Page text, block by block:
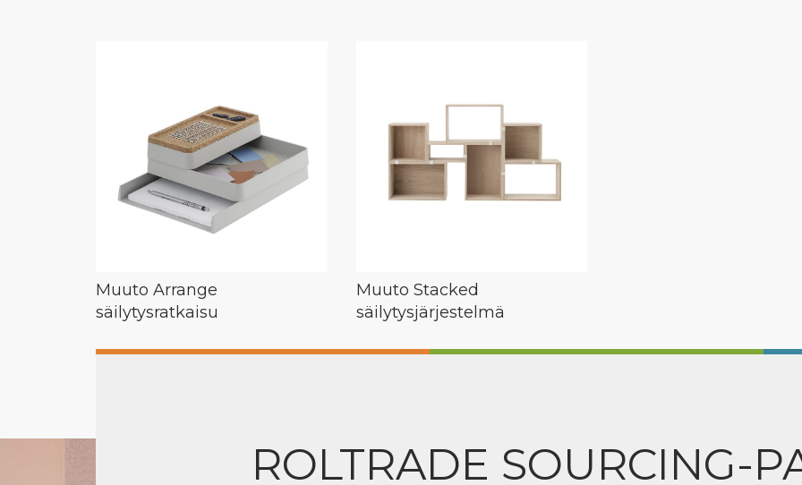
Muuto Arrange
säilytysratkaisu
Muuto Stacked
säilytysjärjestelmä
ROLTRADE SOURCING-